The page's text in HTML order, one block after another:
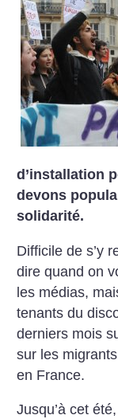
d’installation
devons
solidarité.
Difficile de s’y
dire quand on
les médias,
tenants du
derniers mois
sur les
en France.
Jusqu’à cet